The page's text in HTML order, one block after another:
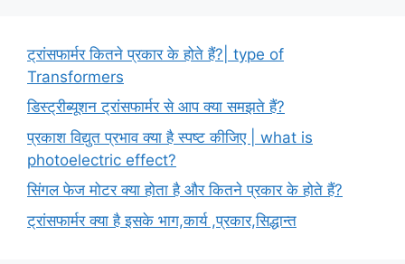
ट्रांसफार्मर कितने प्रकार के होते हैं?| type of
Transformers
डिस्ट्रीब्यूशन ट्रांसफार्मर से आप क्या समझते हैं?
प्रकाश विद्युत प्रभाव क्या है स्पष्ट कीजिए | what is
photoelectric effect?
सिंगल फेज मोटर क्या होता है और कितने प्रकार के होते हैं?
ट्रांसफार्मर क्या है इसके भाग,कार्य ,प्रकार,सिद्धान्त